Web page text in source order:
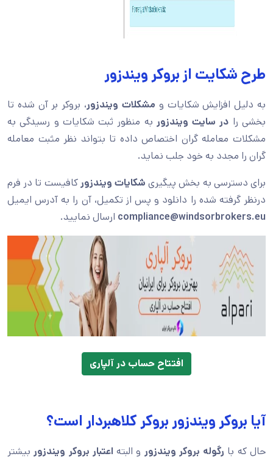
طرح شکایت از بروکر ویندزور
به دلیل افزایش شکایات و مشکلات ویندزور، بروکر بر آن شده تا
بخشی را در سایت ویندزور به منظور ثبت شکایات و رسیدگی به
مشکلات معامله گران اختصاص داده تا بتواند نظر مثبت معامله
گران را مجدد به خود جلب نماید.
برای دسترسی به بخش پیگیری شکایات ویندزورکافیست تا در فرم
درنظر گرفته شده را دانلود و پس از تکمیل، آن را به آدرس ایمیل
compliance@windsorbrokers.eu ارسال نمایید.
افتتاح حساب در آلپاری
آیا بروکر ویندزور بروکر کلاهبردار است؟
حال که با رگوله بروکر ویندزور و البته اعتبار بروکر ویندزوربیشتر